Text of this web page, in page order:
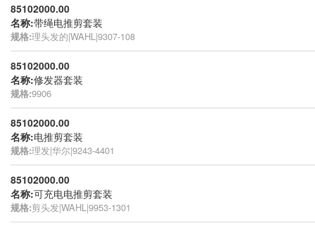
85102000.00
名称:带绳电推剪套装
规格:理头发的|WAHL|9307-108
85102000.00
名称:修发器套装
规格:9906
85102000.00
名称:电推剪套装
规格:理发|华尔|9243-4401
85102000.00
名称:可充电电推剪套装
规格:剪头发|WAHL|9953-1301